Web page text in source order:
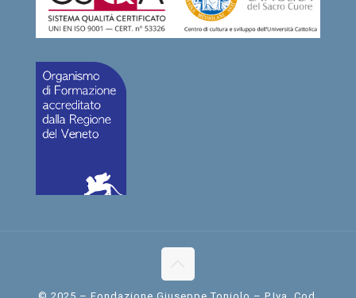
© 2025 – Fondazione Giuseppe Toniolo – P.Iva, Cod.